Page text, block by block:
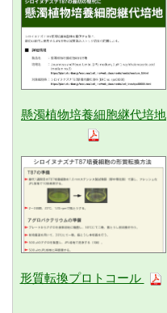
懸濁植物培養細胞継代培地
形質転換プロトコール